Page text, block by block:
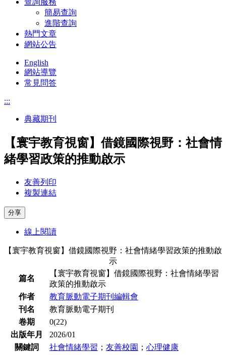
查詢服務
簡易查詢
進階查詢
熱門文章
網站公告
English
網站導覽
常見問答
:::
典藏期刊
【寰宇教育視窗】借鏡國際視野：社會情
緒學習政策的推動啟⽰
友善列印
複製連結
分享
線上閱讀
【寰宇教育視窗】借鏡國際視野：社會情緒學習政策的推動啟
⽰
篇名
【寰宇教育視窗】借鏡國際視野：社會情緒學習
政策的推動啟⽰
作者
教育脈動電⼦期刊編輯會
刊名
教育脈動電子期刊
卷期
0(22)
出版年月
2026/01
關鍵詞
社會情緒學習 ； 友善校園 ； ⼼理健康